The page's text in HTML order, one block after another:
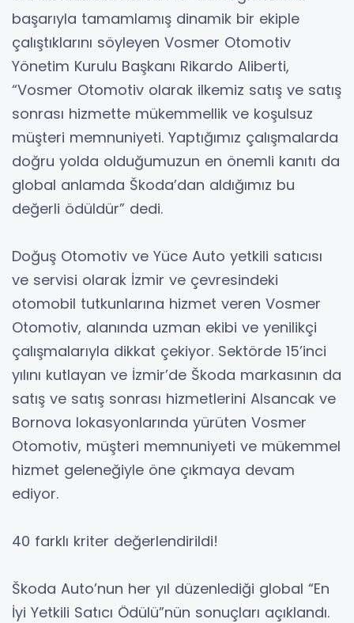
başarıyla tamamlamış dinamik bir ekiple
çalıştıklarını söyleyen Vosmer Otomotiv
Yönetim Kurulu Başkanı Rikardo Aliberti,
“Vosmer Otomotiv olarak ilkemiz satış ve satış
sonrası hizmette mükemmellik ve koşulsuz
müşteri memnuniyeti. Yaptığımız çalışmalarda
doğru yolda olduğumuzun en önemli kanıtı da
global anlamda Škoda’dan aldığımız bu
değerli ödüldür” dedi.
Doğuş Otomotiv ve Yüce Auto yetkili satıcısı
ve servisi olarak İzmir ve çevresindeki
otomobil tutkunlarına hizmet veren Vosmer
Otomotiv, alanında uzman ekibi ve yenilikçi
çalışmalarıyla dikkat çekiyor. Sektörde 15’inci
yılını kutlayan ve İzmir’de Škoda markasının da
satış ve satış sonrası hizmetlerini Alsancak ve
Bornova lokasyonlarında yürüten Vosmer
Otomotiv, müşteri memnuniyeti ve mükemmel
hizmet geleneğiyle öne çıkmaya devam
ediyor.
40 farklı kriter değerlendirildi!
Škoda Auto’nun her yıl düzenlediği global “En
İyi Yetkili Satıcı Ödülü”nün sonuçları açıklandı.